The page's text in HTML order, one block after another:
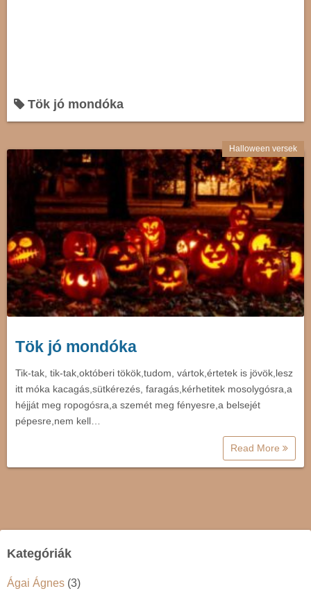
Tök jó mondóka
Halloween versek
Tök jó mondóka
Tik-tak, tik-tak,októberi tökök,tudom, vártok,értetek is jövök,lesz
itt móka kacagás,sütkérezés, faragás,kérhetitek mosolygósra,a
héjját meg ropogósra,a szemét meg fényesre,a belsejét
pépesre,nem kell…
Read More
Kategóriák
Ágai Ágnes (3)